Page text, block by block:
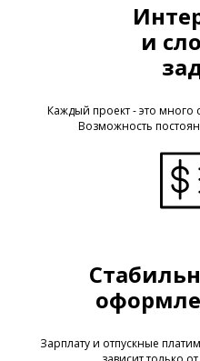
и
Каждый проект - это много
Возможность
Зарплату и отпускные